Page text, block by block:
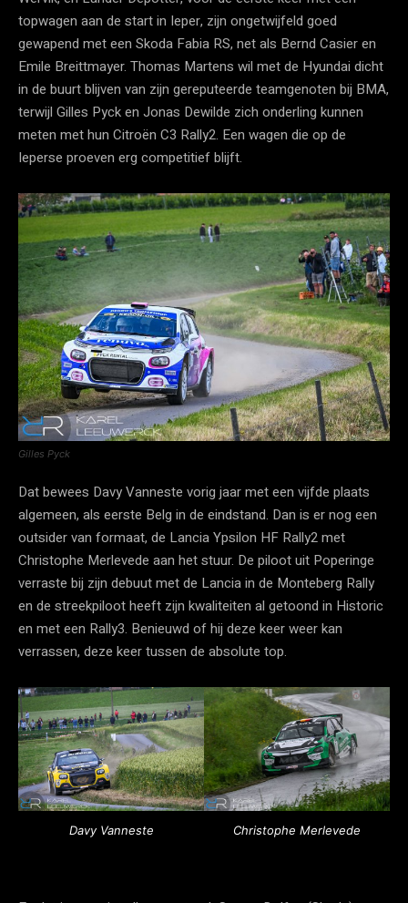
topwagen aan de start in Ieper, zijn ongetwijfeld goed
gewapend met een Skoda Fabia RS, net als Bernd Casier en
Emile Breittmayer. Thomas Martens wil met de Hyundai dicht
in de buurt blijven van zijn gereputeerde teamgenoten bij BMA,
terwijl Gilles Pyck en Jonas Dewilde zich onderling kunnen
meten met hun Citroën C3 Rally2. Een wagen die op de
Ieperse proeven erg competitief blijft.
Gilles Pyck
Dat bewees Davy Vanneste vorig jaar met een vijfde plaats
algemeen, als eerste Belg in de eindstand. Dan is er nog een
outsider van formaat, de Lancia Ypsilon HF Rally2 met
Christophe Merlevede aan het stuur. De piloot uit Poperinge
verraste bij zijn debuut met de Lancia in de Monteberg Rally
en de streekpiloot heeft zijn kwaliteiten al getoond in Historic
en met een Rally3. Benieuwd of hij deze keer weer kan
verrassen, deze keer tussen de absolute top.
Davy Vanneste Christophe Merlevede